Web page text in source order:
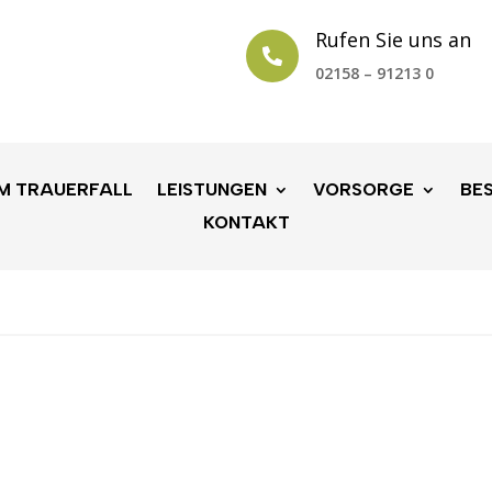

Rufen Sie uns an
02158 – 91213 0
TRAUERFALL LEISTUNGEN VORSORGE
KONTAKT